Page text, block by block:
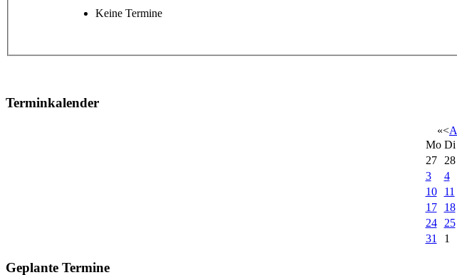
Keine Termine
Terminkalender
«<
Mo Di
27
28
3
4
10
11
17
18
24
25
31
1
Geplante Termine